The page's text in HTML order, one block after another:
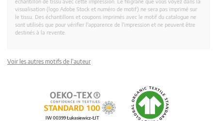
visualisation (logo Adobe Stock et numéro de motif) ne sera pas imprimé sur
le tissu. Des échantillons et coupons imprimés avec le motif du catalogue ne
sont utilisés que pour vérifier l'apparence de l'impression et ne peuvent être
destinés à la revente.
Voir les autres motifs de l'auteur
IW 00399 Łukasiewicz-ŁIT